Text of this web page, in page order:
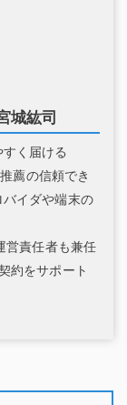
城紘司
く届ける
薦の信頼でき
バイダや端末の
営責任者も兼任
約をサポート